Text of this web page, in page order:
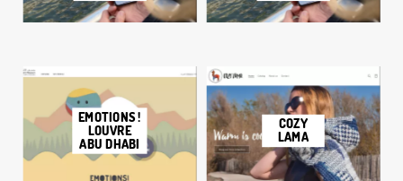
EMOTIONS!
LOUVRE
ABU DHABI
COZY
LAMA